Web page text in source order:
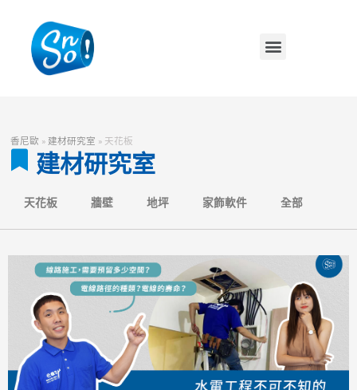
香尼歐 » 建材研究室 » 天花板
建材研究室
天花板 牆壁 地坪 家飾軟件 全部